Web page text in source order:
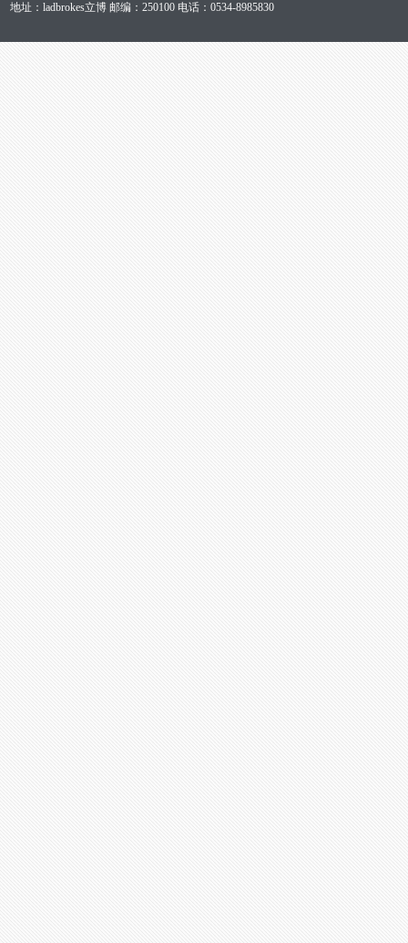
地址：ladbrokes立博 邮编：250100 电话：0534-8985830